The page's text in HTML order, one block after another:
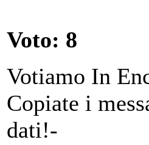
Voto: 8
Votiamo In
Copiate i
dati!-